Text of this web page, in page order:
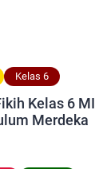
Kelas 6
Kelas 6
Merdeka